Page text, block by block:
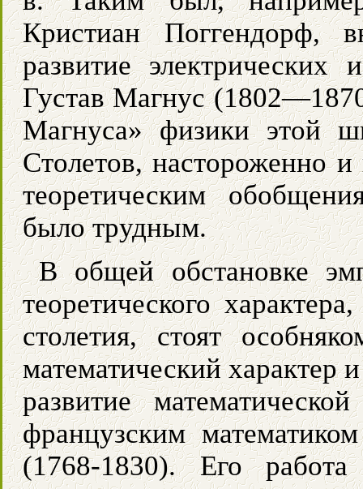
Кристиан Поггендорф,
развитие
Густав Магнус
Магнуса» физики этой
Столетов, настороженно
теоретическим
было трудным.
В общей обстановке
теоретического
столетия, стоят
математический характер
развитие
французским
(1768-1830). Его работа